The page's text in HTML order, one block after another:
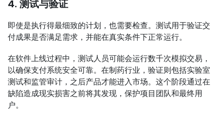
4. 测试与验证
即使是执行得最细致的计划，也需要检查。测试用于验证交
付成果是否满足需求，并能在真实条件下正常运行。
在软件上线过程中，测试人员可能会运行数千次模拟交易，
以确保支付系统安全可靠。在制药行业，验证则包括实验室
测试和监管审计，之后产品才能进入市场。这个阶段通过在
缺陷造成现实损害之前将其发现，保护项目团队和最终用
户。